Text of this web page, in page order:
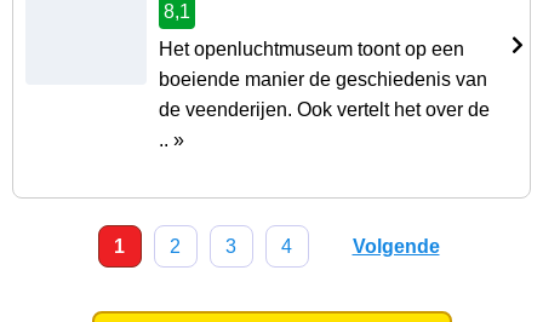
8,1
Het openluchtmuseum toont op een
boeiende manier de geschiedenis van
de veenderijen. Ook vertelt het over de
.. »
1 2 3 4 Volgende